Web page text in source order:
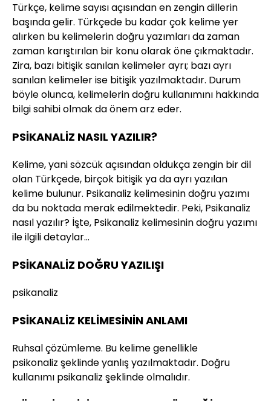
Türkçe, kelime sayısı açısından en zengin dillerin
başında gelir. Türkçede bu kadar çok kelime yer
alırken bu kelimelerin doğru yazımları da zaman
zaman karıştırılan bir konu olarak öne çıkmaktadır.
Zira, bazı bitişik sanılan kelimeler ayrı; bazı ayrı
sanılan kelimeler ise bitişik yazılmaktadır. Durum
böyle olunca, kelimelerin doğru kullanımını hakkında
bilgi sahibi olmak da önem arz eder.
PSİKANALİZ NASIL YAZILIR?
Kelime, yani sözcük açısından oldukça zengin bir dil
olan Türkçede, birçok bitişik ya da ayrı yazılan
kelime bulunur. Psikanaliz kelimesinin doğru yazımı
da bu noktada merak edilmektedir. Peki, Psikanaliz
nasıl yazılır? İşte, Psikanaliz kelimesinin doğru yazımı
ile ilgili detaylar…
PSİKANALİZ DOĞRU YAZILIŞI
psikanaliz
PSİKANALİZ KELİMESİNİN ANLAMI
Ruhsal çözümleme. Bu kelime genellikle
psikonaliz şeklinde yanlış yazılmaktadır. Doğru
kullanımı psikanaliz şeklinde olmalıdır.